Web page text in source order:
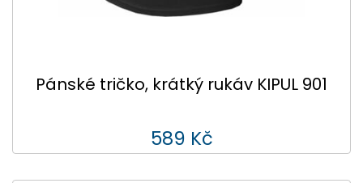
Pánské tričko, krátký rukáv KIPUL 901
589 Kč